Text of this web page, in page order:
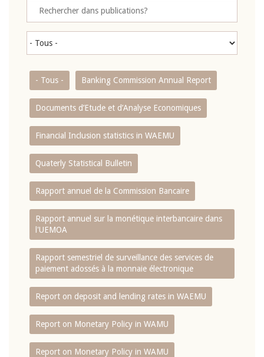
- Tous - Banking Commission Annual Report
Documents d’Etude et d’Analyse Economiques
Financial Inclusion statistics in WAEMU
Quaterly Statistical Bulletin
Rapport annuel de la Commission Bancaire
Rapport annuel sur la monétique interbancaire dans
l'UEMOA
Rapport semestriel de surveillance des services de
paiement adossés à la monnaie électronique
Report on deposit and lending rates in WAEMU
Report on Monetary Policy in WAMU
Report on Monetary Policy in WAMU